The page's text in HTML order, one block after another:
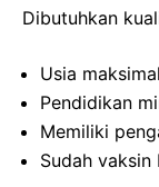
Dibutuhkan
Usia
Pendidikan
Memiliki
Sudah vaksin